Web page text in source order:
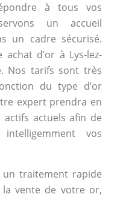
à tous vos
un accueil
un cadre sécurisé.
d’or à Lys-lez-
Nos tarifs sont très
du type d’or
expert prendra en
actuels afin de
vos
traitement rapide
vente de votre or,